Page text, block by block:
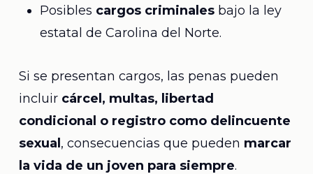
Posibles cargos criminalesbajo la ley
estatal de Carolina del Norte.
Si se presentan cargos, las penas pueden
incluir cárcel, multas, libertad
condicional o registro como delincuente
sexual , consecuencias que pueden marcar
la vida de un joven para siempre.